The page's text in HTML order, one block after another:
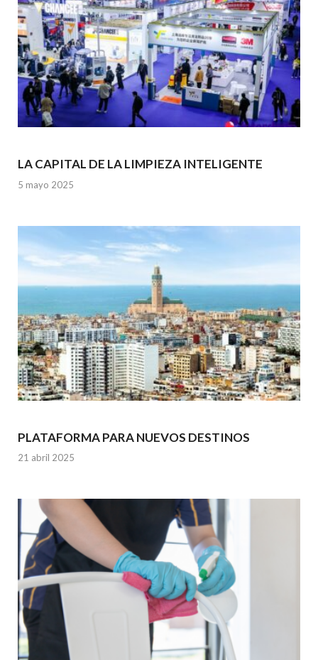
LA CAPITAL DE LA LIMPIEZA INTELIGENTE
5 mayo 2025
PLATAFORMA PARA NUEVOS DESTINOS
21 abril 2025